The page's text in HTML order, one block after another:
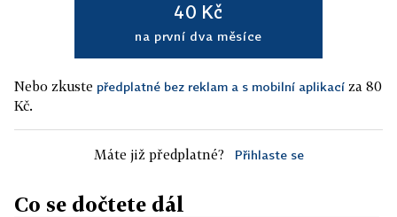
40 Kč
na první dva měsíce
Nebo zkuste předplatné bez reklam a s mobilní aplikací za 80
Kč.
Máte již předplatné? Přihlaste se
Co se dočtete dál